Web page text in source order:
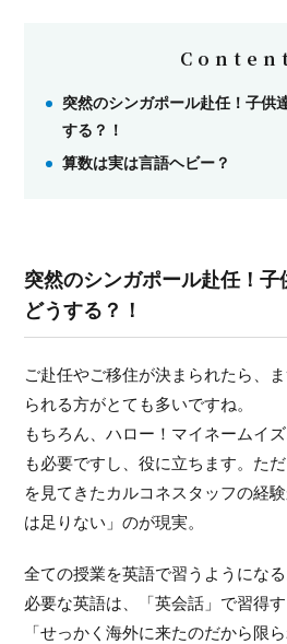
突然のシンガポール赴任！子供
する？！
算数は実は言語ヘビー？
突然のシンガポール赴任！
どうする？！
ご赴任やご移住が決まられたら、
られる方がとても多いですね。
もちろん、ハロー！マイネームイ
も必要ですし、役に立ちます。た
を見てきたカルコネスタッフの経
は足りない」のが現実。
全ての授業を英語で習うようにな
必要な英語は、「英会話」で習得
「せっかく海外に来たのだから限